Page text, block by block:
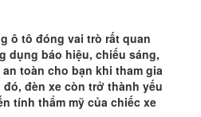
ô tô đóng vai trò rất quan
dụng báo hiệu, chiếu sáng,
toàn cho bạn khi tham gia
đèn xe còn trở thành yếu
tính thẩm mỹ của chiếc xe